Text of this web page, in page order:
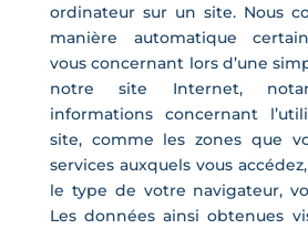
ordinateur sur un site. Nous
manière automatique
vous concernant lors d’une
notre site Internet,
informations concernant
site, comme les zones que
services auxquels vous
le type de votre navigateur,
Les données ainsi obtenues